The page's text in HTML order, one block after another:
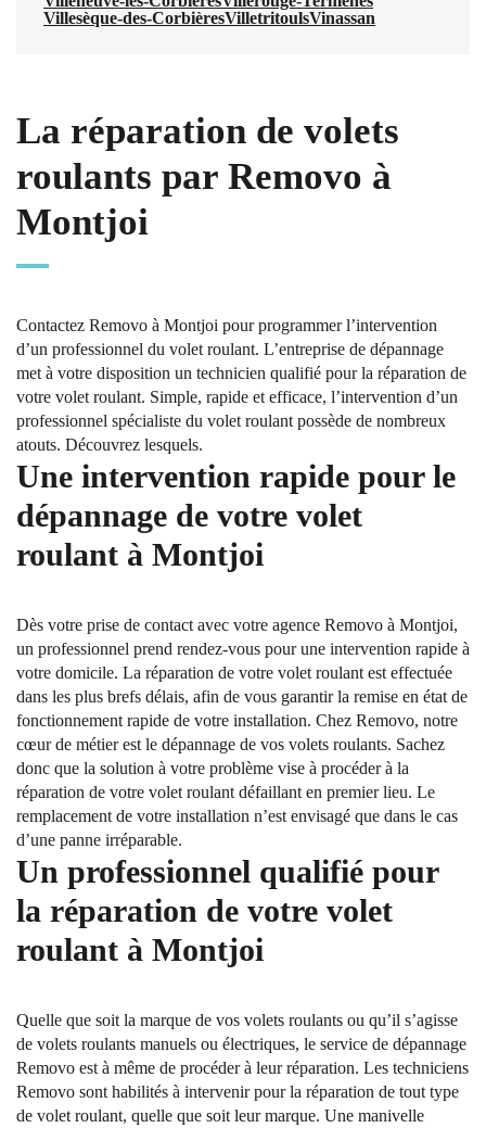
Villesèque-des-CorbièresVilletritoulsVinassan
La réparation de volets
roulants par Removo à
Montjoi
Contactez Removo à Montjoi pour programmer l’intervention
d’un professionnel du volet roulant. L’entreprise de dépannage
met à votre disposition un technicien qualifié pour la réparation de
votre volet roulant. Simple, rapide et efficace, l’intervention d’un
professionnel spécialiste du volet roulant possède de nombreux
atouts. Découvrez lesquels.
Une intervention rapide pour le
dépannage de votre volet
roulant à Montjoi
Dès votre prise de contact avec votre agence Removo à Montjoi,
un professionnel prend rendez-vous pour une intervention rapide à
votre domicile. La réparation de votre volet roulant est effectuée
dans les plus brefs délais, afin de vous garantir la remise en état de
fonctionnement rapide de votre installation. Chez Removo, notre
cœur de métier est le dépannage de vos volets roulants. Sachez
donc que la solution à votre problème vise à procéder à la
réparation de votre volet roulant défaillant en premier lieu. Le
remplacement de votre installation n’est envisagé que dans le cas
d’une panne irréparable.
Un professionnel qualifié pour
la réparation de votre volet
roulant à Montjoi
Quelle que soit la marque de vos volets roulants ou qu’il s’agisse
de volets roulants manuels ou électriques, le service de dépannage
Removo est à même de procéder à leur réparation. Les techniciens
Removo sont habilités à intervenir pour la réparation de tout type
de volet roulant, quelle que soit leur marque. Une manivelle